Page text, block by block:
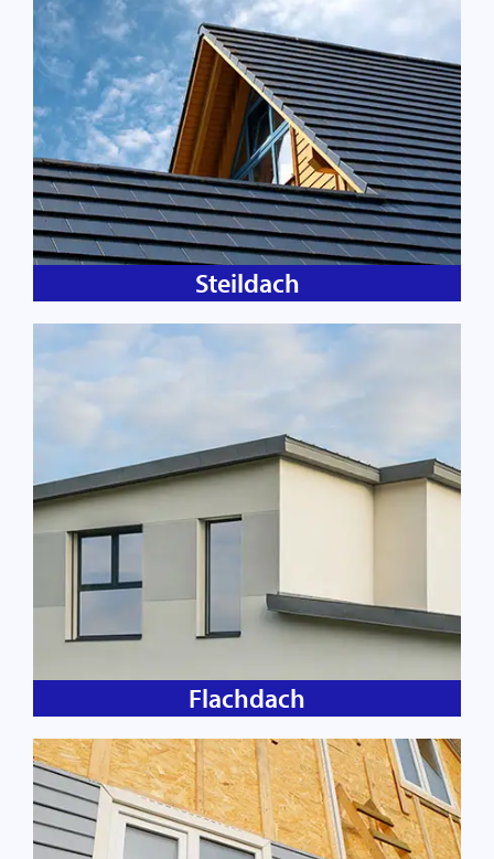
Steildach
Flachdach